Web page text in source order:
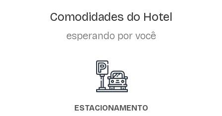
Comodidades do Hotel
esperando por você
ESTACIONAMENTO